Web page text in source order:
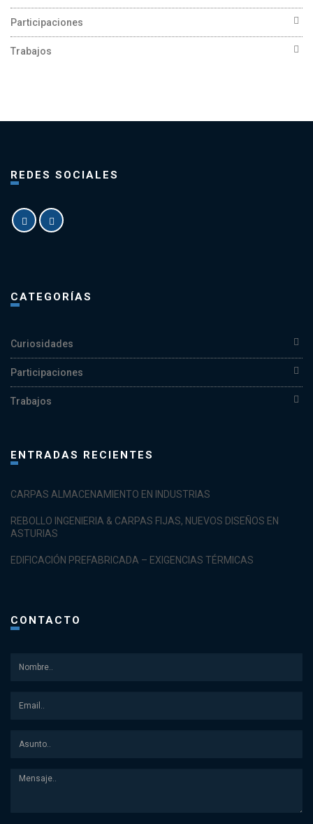
Participaciones
Trabajos
REDES SOCIALES
CATEGORÍAS
Curiosidades
Participaciones
Trabajos
ENTRADAS RECIENTES
CARPAS ALMACENAMIENTO EN INDUSTRIAS
REBOLLO INGENIERIA & CARPAS FIJAS, NUEVOS DISEÑOS EN
ASTURIAS
EDIFICACIÓN PREFABRICADA – EXIGENCIAS TÉRMICAS
CONTACTO